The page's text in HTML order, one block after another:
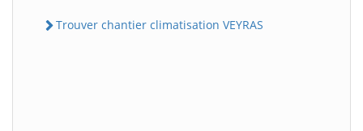
Trouver chantier climatisation VEYRAS